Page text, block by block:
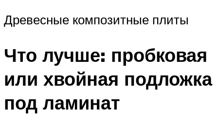
Древесные композитные плиты
Что лучше: пробковая
или хвойная подложка
под ламинат